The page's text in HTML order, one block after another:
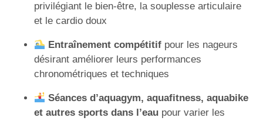
privilégiant le bien-être, la souplesse articulaire
et le cardio doux
Entraînement compétitif pour les nageurs
désirant améliorer leurs performances
chronométriques et techniques
Séances d’aquagym, aquafitness, aquabike
et autres sports dans l’eau pour varier les